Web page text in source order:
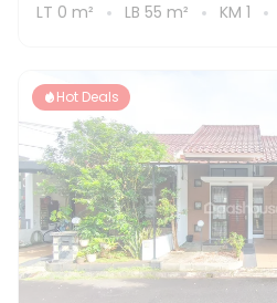
LT 0 m² LB 55 m² KM 1
Hot Deals